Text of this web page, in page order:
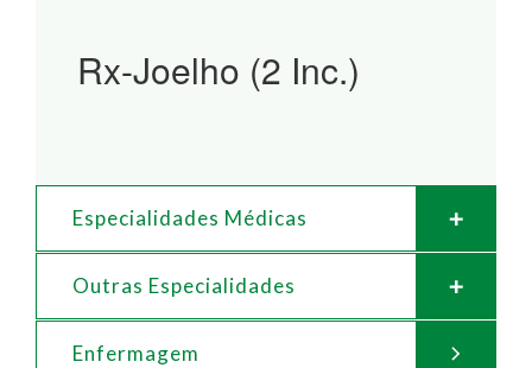
Rx-Joelho (2 Inc.)
Especialidades Médicas
Outras Especialidades
Enfermagem